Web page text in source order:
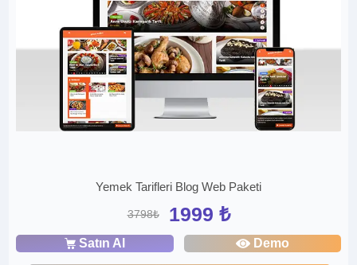
Yemek Tarifleri Blog Web Paketi
3798₺ 1999 ₺
Satın Al Demo